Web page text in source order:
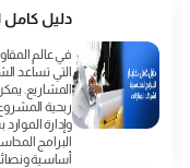
في عالم
التي تساعد
المشاريع.
ربحية
وإدارة
البرامج
أساسية